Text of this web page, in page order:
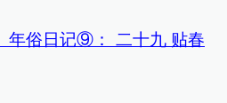
年俗日记⑨： 二十九 贴春